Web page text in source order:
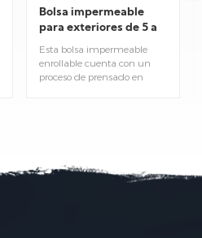
Bolsa impermeable
para exteriores de 5 a
40 litros con cierre
enrollable.
Esta bolsa impermeable
enrollable cuenta con un
proceso de prensado en
necesidades de